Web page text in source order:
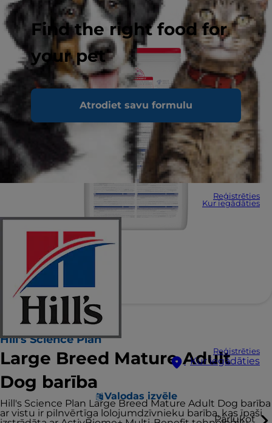
Find the right food for
your pet
Atrodiet savu formulu
Reģistrēties
Kur iegādāties
Reģistrēties
Kur iegādāties
Valodas izvēle
Pārlūkot
Hill's Science Plan
Large Breed Mature Adult
Dog barība
Hill's Science Plan Large Breed Mature Adult Dog barība
ar vistu ir pilnvērtīga lolojumdzīvnieku barība, kas īpaši